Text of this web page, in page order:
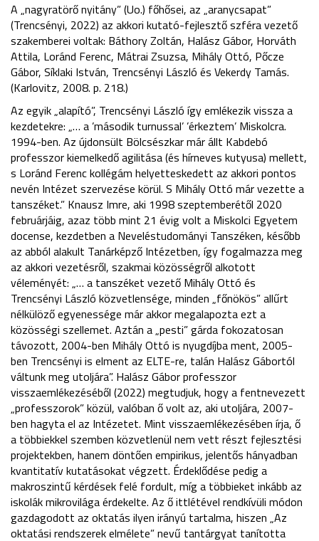
A „nagyratörő nyitány” (Uo.) főhősei, az „aranycsapat”
(Trencsényi, 2022) az akkori kutató-fejlesztő szféra vezető
szakemberei voltak: Báthory Zoltán, Halász Gábor, Horváth
Attila, Loránd Ferenc, Mátrai Zsuzsa, Mihály Ottó, Pőcze
Gábor, Síklaki István, Trencsényi László és Vekerdy Tamás.
(Karlovitz, 2008. p. 218.)
Az egyik „alapító”, Trencsényi László így emlékezik vissza a
kezdetekre: „… a ’második turnussal’ ’érkeztem’ Miskolcra.
1994-ben. Az újdonsült Bölcsészkar már állt Kabdebó
professzor kiemelkedő agilitása (és hírneves kutyusa) mellett,
s Loránd Ferenc kollégám helyetteskedett az akkori pontos
nevén Intézet szervezése körül. S Mihály Ottó már vezette a
tanszéket.” Knausz Imre, aki 1998 szeptemberétől 2020
februárjáig, azaz több mint 21 évig volt a Miskolci Egyetem
docense, kezdetben a Neveléstudományi Tanszéken, később
az abból alakult Tanárképző Intézetben, így fogalmazza meg
az akkori vezetésről, szakmai közösségről alkotott
véleményét: „… a tanszéket vezető Mihály Ottó és
Trencsényi László közvetlensége, minden „főnökös” allűrt
nélkülöző egyenessége már akkor megalapozta ezt a
közösségi szellemet. Aztán a „pesti” gárda fokozatosan
távozott, 2004-ben Mihály Ottó is nyugdíjba ment, 2005-
ben Trencsényi is elment az ELTE-re, talán Halász Gábortól
váltunk meg utoljára”. Halász Gábor professzor
visszaemlékezéséből (2022) megtudjuk, hogy a fentnevezett
„professzorok” közül, valóban ő volt az, aki utoljára, 2007-
ben hagyta el az Intézetet. Mint visszaemlékezésében írja, ő
a többiekkel szemben közvetlenül nem vett részt fejlesztési
projektekben, hanem döntően empirikus, jelentős hányadban
kvantitatív kutatásokat végzett. Érdeklődése pedig a
makroszintű kérdések felé fordult, míg a többieket inkább az
iskolák mikrovilága érdekelte. Az ő ittlétével rendkívüli módon
gazdagodott az oktatás ilyen irányú tartalma, hiszen „Az
oktatási rendszerek elmélete” nevű tantárgyat tanította